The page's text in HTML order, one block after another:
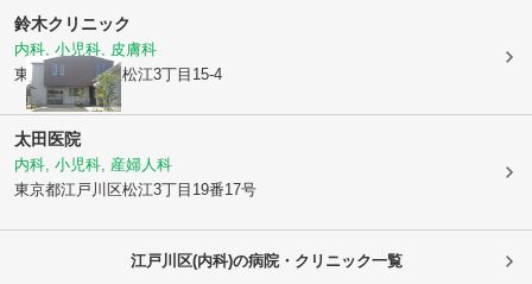
鈴木クリニック
内科, 小児科, 皮膚科
東京都江戸川区松江3丁目15-4
太田医院
内科, 小児科, 産婦人科
東京都江戸川区松江3丁目19番17号
江戸川区(内科)の病院・クリニック一覧